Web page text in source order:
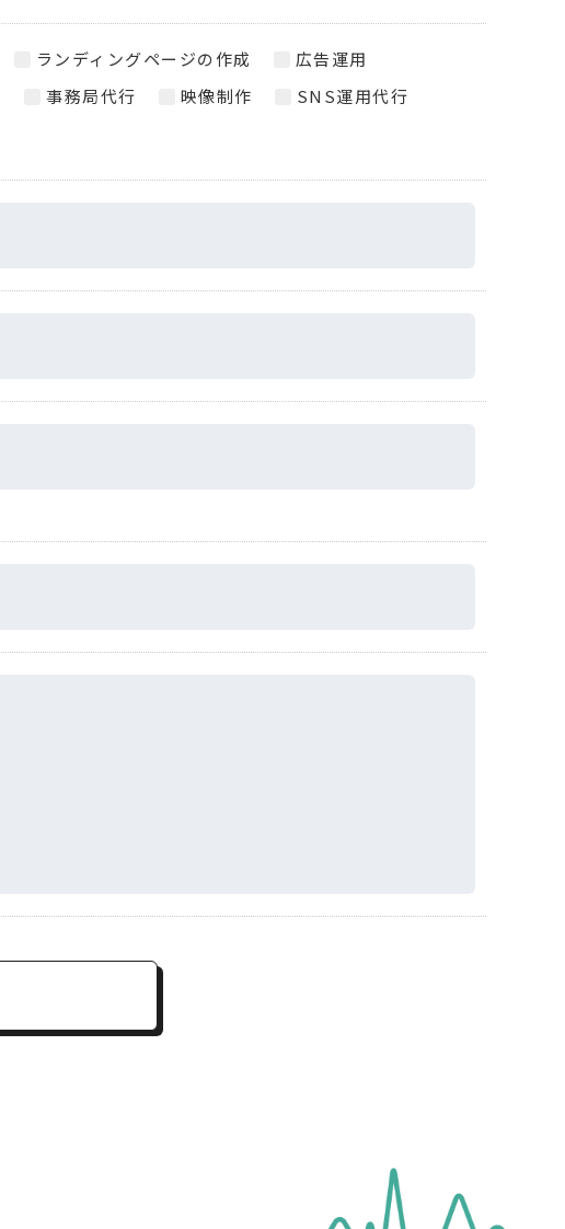
ランディングページの作成
広告運用
事務局代行 映像制作
SNS運用代行